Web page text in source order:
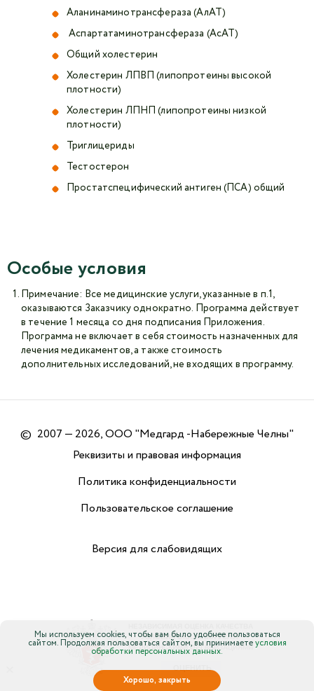
Аланинаминотрансфераза (АлАТ)
Аспартатаминотрансфераза (АсАТ)
Общий холестерин
Холестерин ЛПВП (липопротеины высокой
плотности)
Холестерин ЛПНП (липопротеины низкой
плотности)
Триглицериды
Тестостерон
Простатспецифический антиген (ПСА) общий
Особые условия
Примечание: Все медицинские услуги, указанные в п.1,
оказываются Заказчику однократно. Программа действует
в течение 1 месяца со дня подписания Приложения.
Программа не включает в себя стоимость назначенных для
лечения медикаментов, а также стоимость
дополнительных исследований, не входящих в программу.
© 2007 — 2026, ООО "Медгард -Набережные Челны"
Реквизиты и правовая информация
Политика конфиденциальности
Пользовательское соглашение
Версия для слабовидящих
Мы используем cookies, чтобы вам было удобнее пользоваться
сайтом. Продолжая пользоваться сайтом, вы принимаетеусловия
обработки персональных данных.
Хорошо, закрыть